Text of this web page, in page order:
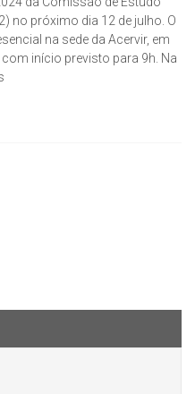
no próximo dia 12 de julho. O
na sede da Acervir, em
início previsto para 9h. Na